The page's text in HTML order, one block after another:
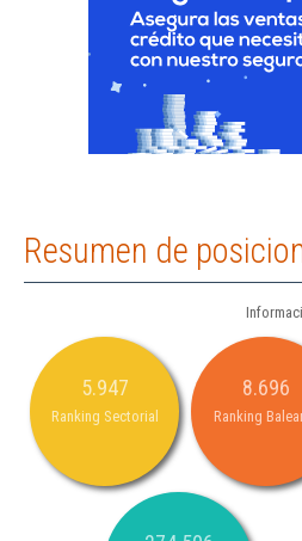
Resumen de
5.947
Ranking Sectorial
8.696
Ranking